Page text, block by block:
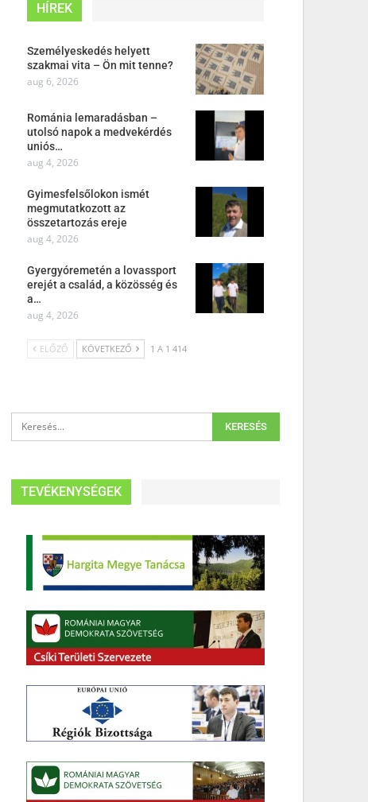
HÍREK
Személyeskedés helyett
szakmai vita – Ön mit tenne?
aug 6, 2026
Románia lemaradásban –
utolsó napok a medvekérdés
uniós…
aug 4, 2026
Gyimesfelsőlokon ismét
megmutatkozott az
összetartozás ereje
aug 4, 2026
Gyergyóremetén a lovassport
erejét a család, a közösség és
a…
aug 4, 2026
ELŐZŐ KÖVETKEZŐ 1 A 1 414
TEVÉKENYSÉGEK